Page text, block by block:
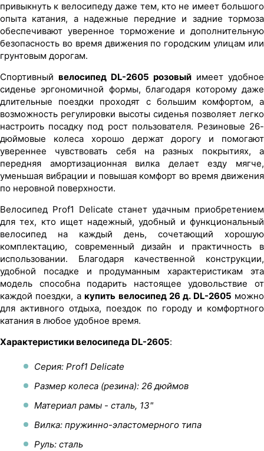
привыкнуть к велосипеду даже тем, кто не имеет большого
опыта катания, а надежные передние и задние тормоза
обеспечивают уверенное торможение и дополнительную
безопасность во время движения по городским улицам или
грунтовым дорогам.
Спортивный велосипед DL-2605 розовый имеет удобное
сиденье эргономичной формы, благодаря которому даже
длительные поездки проходят с большим комфортом, а
возможность регулировки высоты сиденья позволяет легко
настроить посадку под рост пользователя. Резиновые 26-
дюймовые колеса хорошо держат дорогу и помогают
увереннее чувствовать себя на разных покрытиях, а
передняя амортизационная вилка делает езду мягче,
уменьшая вибрации и повышая комфорт во время движения
по неровной поверхности.
Велосипед Prof1 Delicate станет удачным приобретением
для тех, кто ищет надежный, удобный и функциональный
велосипед на каждый день, сочетающий хорошую
комплектацию, современный дизайн и практичность в
использовании. Благодаря качественной конструкции,
удобной посадке и продуманным характеристикам эта
модель способна подарить настоящее удовольствие от
каждой поездки, акупить велосипед 26 д. DL-2605 можно
для активного отдыха, поездок по городу и комфортного
катания в любое удобное время.
Характеристики велосипеда DL-2605:
Серия: Prof1 Delicate
Размер колеса (резина): 26 дюймов
Материал рамы - сталь, 13"
Вилка: пружинно-эластомерного типа
Руль: сталь